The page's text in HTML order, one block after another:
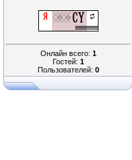
Онлайн всего: 1
Гостей: 1
Пользователей: 0